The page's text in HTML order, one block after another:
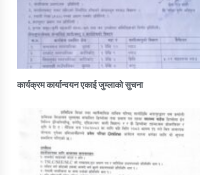
कार्यक्रम कार्यान्वयन एकाई जुम्लाको सुचना